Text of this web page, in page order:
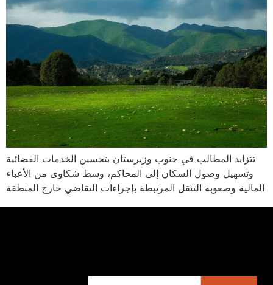
تتزايد المطالب في جنوب وزيرستان بتحسين الخدمات القضائية
وتسهيل وصول السكان إلى المحاكم، وسط شكاوى من الأعباء
المالية وصعوبة التنقل المرتبطة بإجراءات التقاضي خارج المنطقة